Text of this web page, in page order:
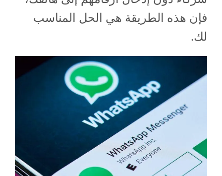
فإن هذه الطريقة هي الحل المناسب
لك.